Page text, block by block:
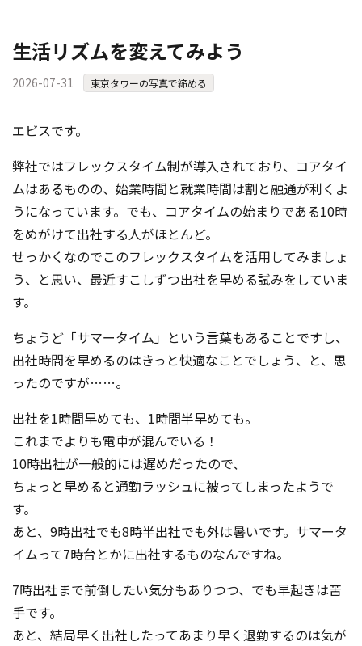
生活リズムを変えてみよう
2026-07-31 東京タワーの写真で締める
エビスです。
弊社ではフレックスタイム制が導入されており、コアタイ
ムはあるものの、始業時間と就業時間は割と融通が利くよ
うになっています。でも、コアタイムの始まりである10時
をめがけて出社する人がほとんど。
せっかくなのでこのフレックスタイムを活用してみましょ
う、と思い、最近すこしずつ出社を早める試みをしていま
す。
ちょうど「サマータイム」という言葉もあることですし、
出社時間を早めるのはきっと快適なことでしょう、と、思
ったのですが……。
出社を1時間早めても、1時間半早めても。
これまでよりも電車が混んでいる！
10時出社が一般的には遅めだったので、
ちょっと早めると通勤ラッシュに被ってしまったようで
す。
あと、9時出社でも8時半出社でも外は暑いです。サマータ
イムって7時台とかに出社するものなんですね。
7時出社まで前倒したい気分もありつつ、でも早起きは苦
手です。
あと、結局早く出社したってあまり早く退勤するのは気が